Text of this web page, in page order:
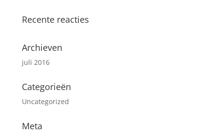
Recente reacties
Archieven
juli 2016
Categorieën
Uncategorized
Meta